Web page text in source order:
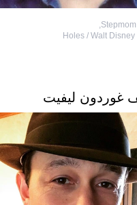
,
Holes / Walt